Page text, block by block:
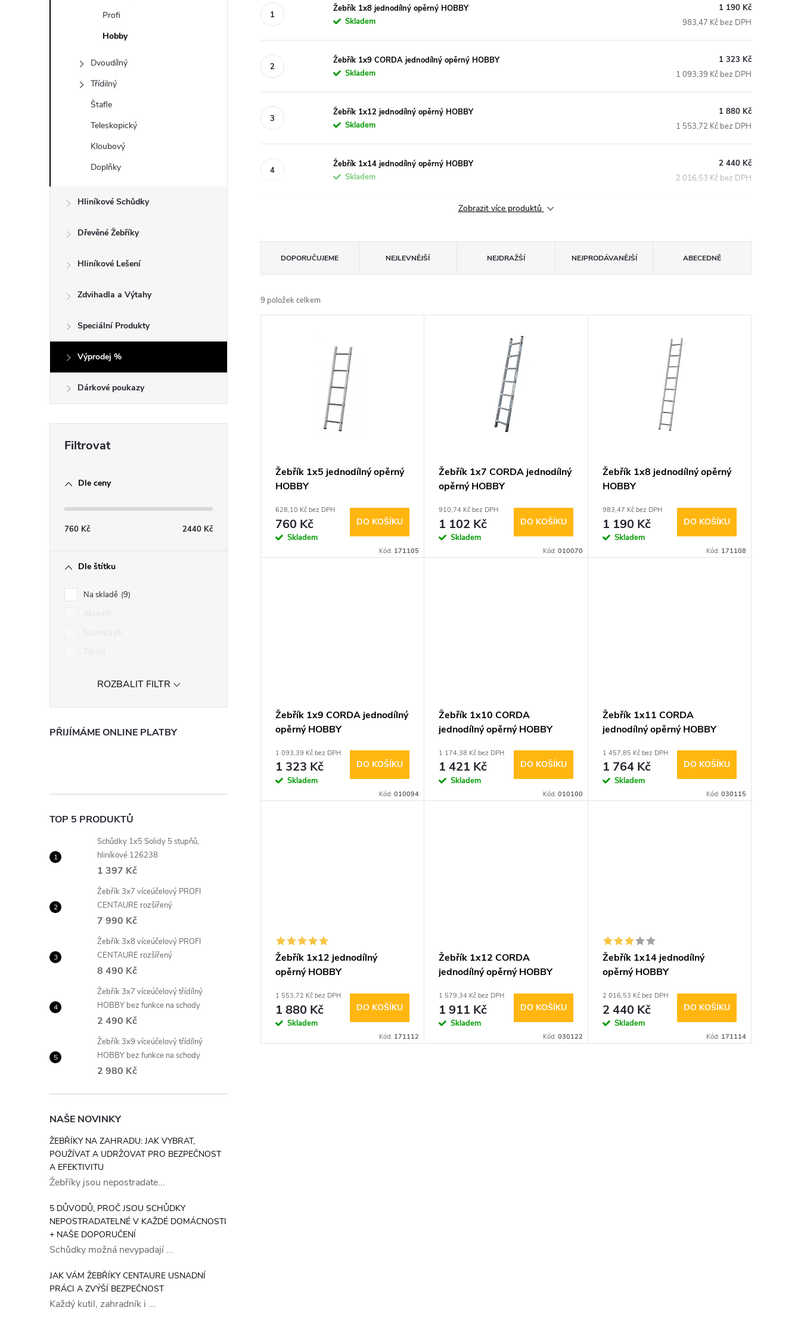
p
Profi
Hobby
Dvoudílný
Třídilný
Štafle
Teleskopický
Kloubový
Doplňky
Hliníkové Schůdky
Dřevěné Žebříky
Hliníkové Lešení
Zdvihadla a Výtahy
Speciální Produkty
Výprodej %
Dárkové poukazy
Dle ceny
760 Kč 2440 Kč
Dle štítku
Na skladě 9
ROZBALIT FILTR
PŘIJÍMÁME ONLINE PLATBY
TOP 5 PRODUKTŮ
Schůdky 1x5 Solidy 5 stupňů,
hliníkové 126238
1 397 Kč
Žebřík 3x7 víceúčelový PROFI
CENTAURE rozšířený
7 990 Kč
Žebřík 3x8 víceúčelový PROFI
CENTAURE rozšířený
8 490 Kč
Žebřík 3x7 víceúčelový třídílný
HOBBY bez funkce na schody
2 490 Kč
Žebřík 3x9 víceúčelový třídílný
HOBBY bez funkce na schody
2 980 Kč
NAŠE NOVINKY
ŽEBŘÍKY NA ZAHRADU: JAK VYBRAT,
POUŽÍVAT A UDRŽOVAT PRO BEZPEČNOST
A EFEKTIVITU
Žebříky jsou nepostradate...
5 DŮVODŮ, PROČ JSOU SCHŮDKY
NEPOSTRADATELNÉ V KAŽDÉ DOMÁCNOSTI
+ NAŠE DOPORUČENÍ
Schůdky možná nevypadají ...
JAK VÁM ŽEBŘÍKY CENTAURE USNADNÍ
PRÁCI A ZVÝŠÍ BEZPEČNOST
Každý kutil, zahradník i ...
Žebřík 1x8 jednodílný opěrný HOBBY
Skladem
1 190 Kč
983,47 Kč bez DPH
Žebřík 1x9 CORDA jednodílný opěrný HOBBY
Skladem
1 323 Kč
1 093,39 Kč bez DPH
Žebřík 1x12 jednodílný opěrný HOBBY
Skladem
1 880 Kč
1 553,72 Kč bez DPH
Žebřík 1x14 jednodílný opěrný HOBBY
Skladem
2 440 Kč
2 016,53 Kč bez DPH
Zobrazit více produktů
a
z
u
DOPORUČUJEME NEJLEVNĚJŠÍ NEJDRAŽŠÍ NEJPRODÁVANĚJŠÍ ABECEDNĚ
9 položek celkem
d
Žebřík 1x5 jednodílný opěrný
HOBBY
628,10 Kč bez DPH
760 Kč
Skladem
DO KOŠÍKU
Kód: 171105
Žebřík 1x7 CORDA jednodílný
opěrný HOBBY
910,74 Kč bez DPH
1 102 Kč
Skladem
DO KOŠÍKU
Kód: 010070
Žebřík 1x8 jednodílný opěrný
HOBBY
983,47 Kč bez DPH
1 190 Kč
Skladem
DO KOŠÍKU
Kód: 171108
Žebřík 1x9 CORDA jednodílný
opěrný HOBBY
1 093,39 Kč bez DPH
1 323 Kč
Skladem
DO KOŠÍKU
Kód:010094
Žebřík 1x10 CORDA
jednodílný opěrný HOBBY
1 174,38 Kč bez DPH
1 421 Kč
Skladem
DO KOŠÍKU
Kód: 010100
Žebřík 1x11 CORDA
jednodílný opěrný HOBBY
1 457,85 Kč bez DPH
1 764 Kč
Skladem
DO KOŠÍKU
Kód: 030115
Žebřík 1x12 jednodílný
opěrný HOBBY
1 553,72 Kč bez DPH
1 880 Kč
Skladem
DO KOŠÍKU
Kód: 171112
Žebřík 1x12 CORDA
jednodílný opěrný HOBBY
1 579,34 Kč bez DPH
1 911 Kč
Skladem
DO KOŠÍKU
Kód: 030122
Žebřík 1x14 jednodílný
opěrný HOBBY
2 016,53 Kč bez DPH
2 440 Kč
Skladem
DO KOŠÍKU
Kód: 171114